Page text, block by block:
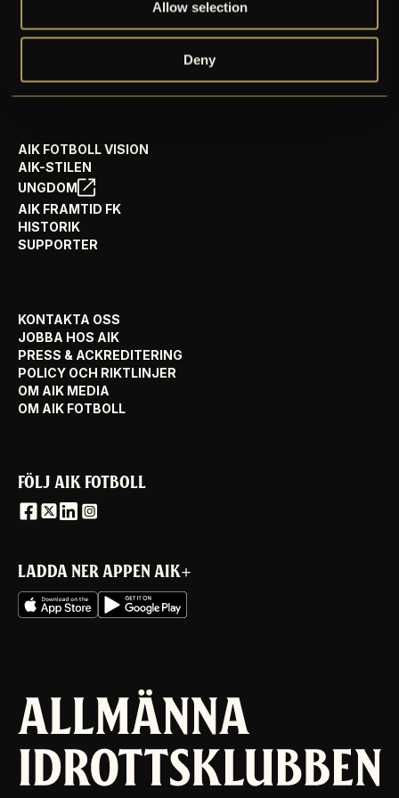
Allow selection
Deny
AIK FOTBOLL VISION
AIK-STILEN
UNGDOM
AIK FRAMTID FK
HISTORIK
SUPPORTER
KONTAKTA OSS
JOBBA HOS AIK
PRESS & ACKREDITERING
POLICY OCH RIKTLINJER
OM AIK MEDIA
OM AIK FOTBOLL
FÖLJ AIK FOTBOLL
LADDA NER APPEN AIK+